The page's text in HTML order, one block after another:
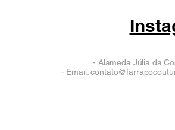
- Alameda Júlia da
- Email: